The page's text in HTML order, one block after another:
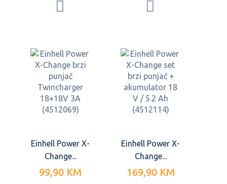
Einhell Power X-
Change...
99,90 KM
Einhell Power X-
Change...
169,90 KM